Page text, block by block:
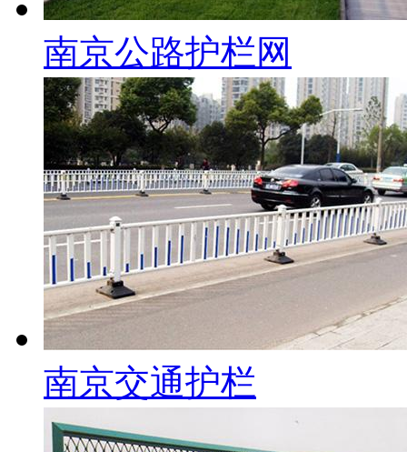
南京公路护栏网
南京交通护栏